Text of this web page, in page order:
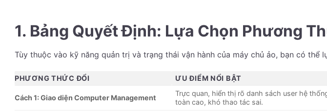
1. Bảng Quyết Định: Lựa Chọn Phương
Tùy thuộc vào kỹ năng quản trị và trạng thái vận hành của máy chủ ảo, bạn có
PHƯƠNG THỨC ĐỔI ƯU ĐIỂM NỔI BẬT
Cách 1: Giao diện Computer Management
Trực quan, hiển thị rõ danh sách user hệ
toàn cao, khó thao tác sai.